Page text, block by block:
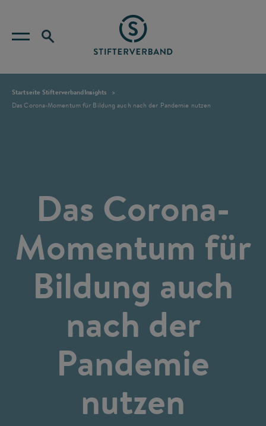
Startseite StifterverbandInsights
Das Corona-Momentum für Bildung auch nach der Pandemie nutzen
Das Corona-
Momentum für
Bildung auch
nach der
Pandemie
nutzen